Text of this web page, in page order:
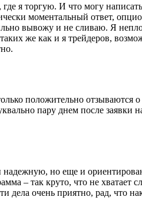
я торгую. И что могу
моментальный ответ,
вывожу и не сливаю. Я
же как и я трейдеров,
положительно отзываются
пару днем после заявки
надежную, но еще и
– так круто, что не хватает
дела очень приятно, рад, что